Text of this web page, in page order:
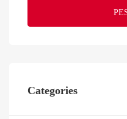
Categories